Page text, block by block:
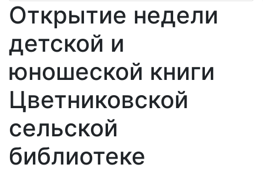
Открытие недели
детской и
юношеской книги
Цветниковской
сельской
библиотеке